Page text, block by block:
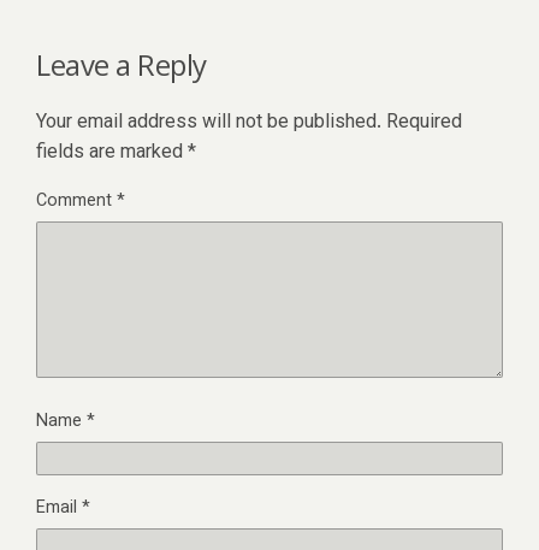
Leave a Reply
Your email address will not be published. Required
fields are marked *
Comment*
Name *
Email *